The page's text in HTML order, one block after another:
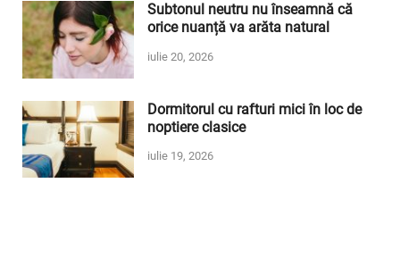
Subtonul neutru nu înseamnă că
orice nuanță va arăta natural
iulie 20, 2026
Dormitorul cu rafturi mici în loc de
noptiere clasice
iulie 19, 2026